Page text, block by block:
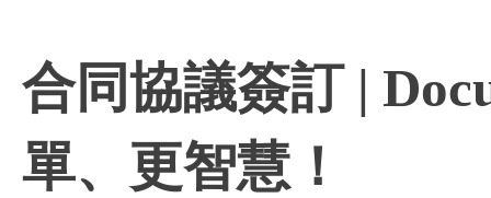
Nextcloud
合同協議簽訂 |
單、更智慧！